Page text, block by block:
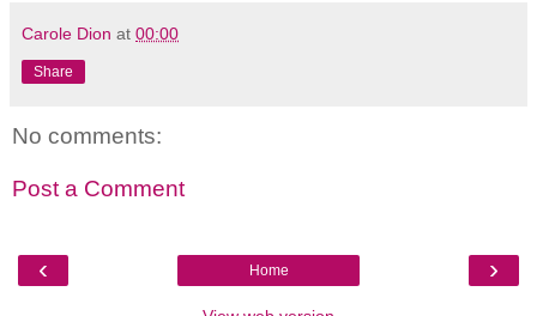
Carole Dion at 00:00
Share
No comments:
Post a Comment
‹ ›
Home